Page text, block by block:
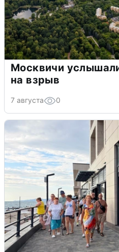
Москвичи
на взрыв
7 августа 0